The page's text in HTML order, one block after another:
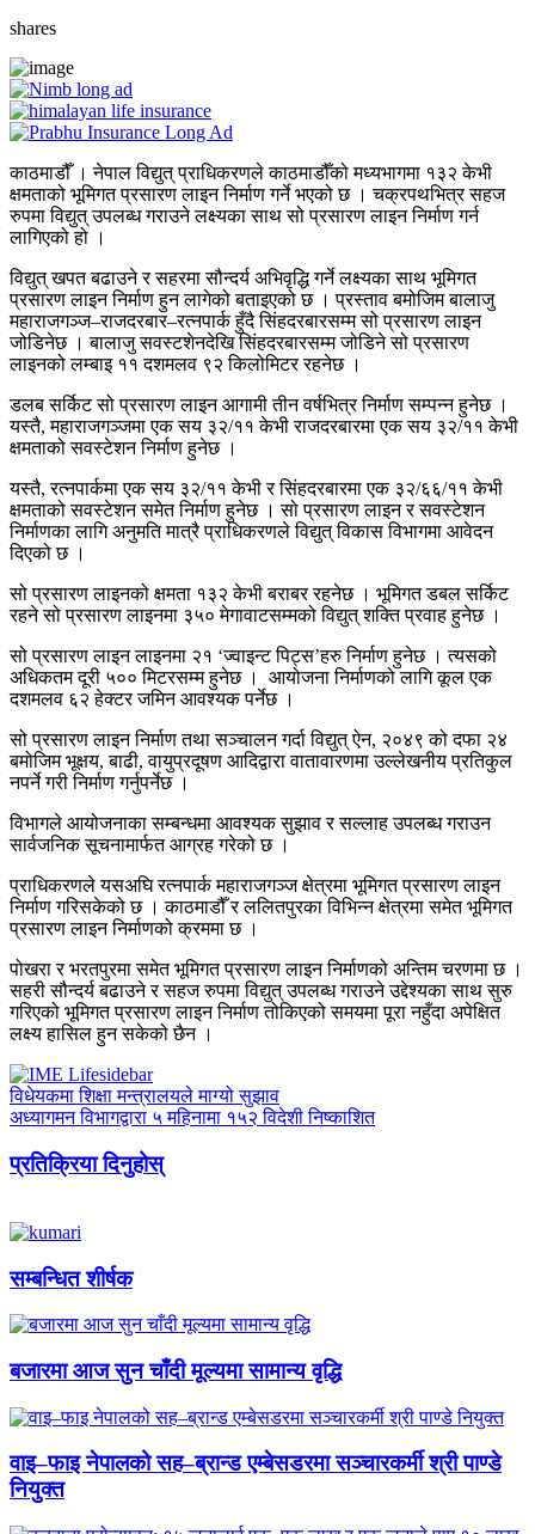
shares
काठमाडौँ । नेपाल विद्युत् प्राधिकरणले काठमाडौँको मध्यभागमा १३२ केभी
क्षमताको भूमिगत प्रसारण लाइन निर्माण गर्ने भएको छ । चक्रपथभित्र सहज
रुपमा विद्युत् उपलब्ध गराउने लक्ष्यका साथ सो प्रसारण लाइन निर्माण गर्न
लागिएको हो ।
विद्युत् खपत बढाउने र सहरमा सौन्दर्य अभिवृद्धि गर्ने लक्ष्यका साथ भूमिगत
प्रसारण लाइन निर्माण हुन लागेको बताइएको छ । प्रस्ताव बमोजिम बालाजु
महाराजगञ्ज–राजदरबार–रत्नपार्क हुँदै सिंहदरबारसम्म सो प्रसारण लाइन
जोडिनेछ । बालाजु सवस्टशेनदेखि सिंहदरबारसम्म जोडिने सो प्रसारण
लाइनको लम्बाइ ११ दशमलव ९२ किलोमिटर रहनेछ ।
डलब सर्किट सो प्रसारण लाइन आगामी तीन वर्षभित्र निर्माण सम्पन्न हुनेछ ।
यस्तै, महाराजगञ्जमा एक सय ३२/११ केभी राजदरबारमा एक सय ३२/११ केभी
क्षमताको सवस्टेशन निर्माण हुनेछ ।
यस्तै, रत्नपार्कमा एक सय ३२/११ केभी र सिंहदरबारमा एक ३२/६६/११ केभी
क्षमताको सवस्टेशन समेत निर्माण हुनेछ । सो प्रसारण लाइन र सवस्टेशन
निर्माणका लागि अनुमति मात्रै प्राधिकरणले विद्युत् विकास विभागमा आवेदन
दिएको छ ।
सो प्रसारण लाइनको क्षमता १३२ केभी बराबर रहनेछ । भूमिगत डबल सर्किट
रहने सो प्रसारण लाइनमा ३५० मेगावाटसम्मको विद्युत् शक्ति प्रवाह हुनेछ ।
सो प्रसारण लाइन लाइनमा २१ ‘ज्वाइन्ट पिट्स’हरु निर्माण हुनेछ । त्यसको
अधिकतम दूरी ५०० मिटरसम्म हुनेछ । आयोजना निर्माणको लागि कूल एक
दशमलव ६२ हेक्टर जमिन आवश्यक पर्नेछ ।
सो प्रसारण लाइन निर्माण तथा सञ्चालन गर्दा विद्युत् ऐन, २०४९ को दफा २४
बमोजिम भूक्षय, बाढी, वायुप्रदूषण आदिद्वारा वातावारणमा उल्लेखनीय प्रतिकुल
नपर्ने गरी निर्माण गर्नुपर्नेछ ।
विभागले आयोजनाका सम्बन्धमा आवश्यक सुझाव र सल्लाह उपलब्ध गराउन
सार्वजनिक सूचनामार्फत आग्रह गरेको छ ।
प्राधिकरणले यसअघि रत्नपार्क महाराजगञ्ज क्षेत्रमा भूमिगत प्रसारण लाइन
निर्माण गरिसकेको छ । काठमाडौँ र ललितपुरका विभिन्न क्षेत्रमा समेत भूमिगत
प्रसारण लाइन निर्माणको क्रममा छ ।
पोखरा र भरतपुरमा समेत भूमिगत प्रसारण लाइन निर्माणको अन्तिम चरणमा छ ।
सहरी सौन्दर्य बढाउने र सहज रुपमा विद्युत् उपलब्ध गराउने उद्देश्यका साथ सुरु
गरिएको भूमिगत प्रसारण लाइन निर्माण तोकिएको समयमा पूरा नहुँदा अपेक्षित
लक्ष्य हासिल हुन सकेको छैन ।
विधेयकमा शिक्षा मन्त्रालयले माग्यो सुझाव
अध्यागमन विभागद्वारा ५ महिनामा १५२ विदेशी निष्काशित
प्रतिक्रिया दिनुहोस्
सम्बन्धित शीर्षक
बजारमा आज सुन चाँदी मूल्यमा सामान्य वृद्धि
वाइ–फाइ नेपालको सह–ब्रान्ड एम्बेसडरमा सञ्चारकर्मी श्री पाण्डे
नियुक्त